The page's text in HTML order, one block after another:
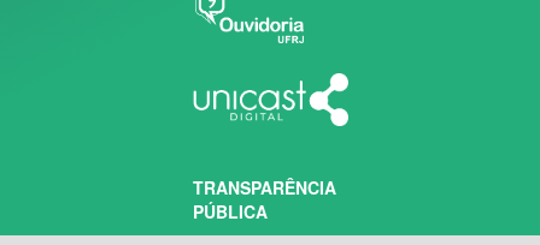
TRANSPARÊNCIA
PÚBLICA